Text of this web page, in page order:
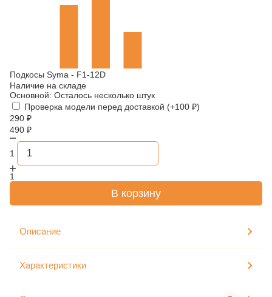
Подкосы Syma - F1-12D
Наличие на складе
Основной: Осталось несколько штук
Проверка модели перед доставкой (+100 ₽)
290 ₽
490 ₽
1
1
В корзину
Описание
Характеристики